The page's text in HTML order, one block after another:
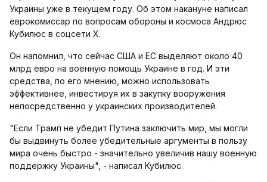
Украины уже в текущем году. Об этом накануне написал
еврокомиссар по вопросам обороны и космоса Андрюс
Кубилюс в соцсети Х.
Он напомнил, что сейчас США и ЕС выделяют около 40
млрд евро на военную помощь Украине в год. И эти
средства, по его мнению, можно использовать
эффективнее, инвестируя их в закупку вооружения
непосредственно у украинских производителей.
"Если Трамп не убедит Путина заключить мир, мы могли
бы выдвинуть более убедительные аргументы в пользу
мира очень быстро - значительно увеличив нашу военную
поддержку Украины", - написал Кубилюс.